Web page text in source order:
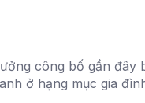
công bố gần đây
ở hạng mục gia